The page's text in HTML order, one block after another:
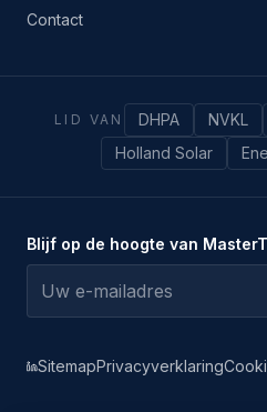
Contact
LID VAN DHPA NVKL
Holland Solar
Blijf op de hoogte van
SitemapPrivacyverklaring